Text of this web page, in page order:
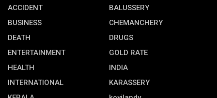
ACCIDENT
BALUSSERY
BUSINESS
CHEMANCHERY
DEATH
DRUGS
ENTERTAINMENT
GOLD RATE
HEALTH
INDIA
INTERNATIONAL
KARASSERY